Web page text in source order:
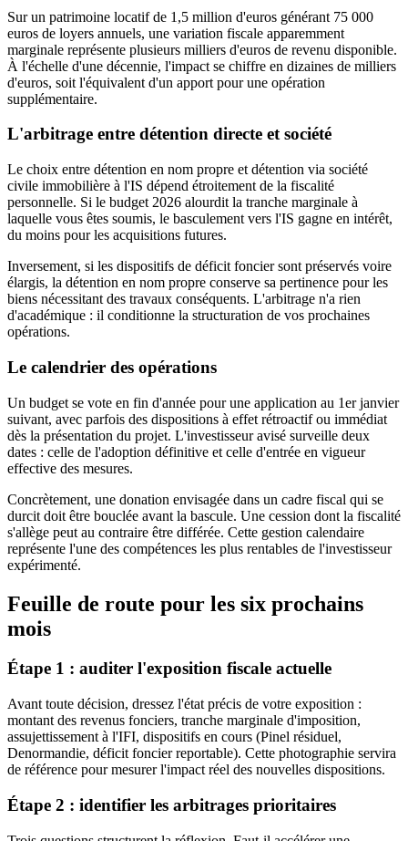
Sur un patrimoine locatif de 1,5 million d'euros générant 75 000
euros de loyers annuels, une variation fiscale apparemment
marginale représente plusieurs milliers d'euros de revenu disponible.
À l'échelle d'une décennie, l'impact se chiffre en dizaines de milliers
d'euros, soit l'équivalent d'un apport pour une opération
supplémentaire.
L'arbitrage entre détention directe et société
Le choix entre détention en nom propre et détention via société
civile immobilière à l'IS dépend étroitement de la fiscalité
personnelle. Si le budget 2026 alourdit la tranche marginale à
laquelle vous êtes soumis, le basculement vers l'IS gagne en intérêt,
du moins pour les acquisitions futures.
Inversement, si les dispositifs de déficit foncier sont préservés voire
élargis, la détention en nom propre conserve sa pertinence pour les
biens nécessitant des travaux conséquents. L'arbitrage n'a rien
d'académique : il conditionne la structuration de vos prochaines
opérations.
Le calendrier des opérations
Un budget se vote en fin d'année pour une application au 1er janvier
suivant, avec parfois des dispositions à effet rétroactif ou immédiat
dès la présentation du projet. L'investisseur avisé surveille deux
dates : celle de l'adoption définitive et celle d'entrée en vigueur
effective des mesures.
Concrètement, une donation envisagée dans un cadre fiscal qui se
durcit doit être bouclée avant la bascule. Une cession dont la fiscalité
s'allège peut au contraire être différée. Cette gestion calendaire
représente l'une des compétences les plus rentables de l'investisseur
expérimenté.
Feuille de route pour les six prochains
mois
Étape 1 : auditer l'exposition fiscale actuelle
Avant toute décision, dressez l'état précis de votre exposition :
montant des revenus fonciers, tranche marginale d'imposition,
assujettissement à l'IFI, dispositifs en cours (Pinel résiduel,
Denormandie, déficit foncier reportable). Cette photographie servira
de référence pour mesurer l'impact réel des nouvelles dispositions.
Étape 2 : identifier les arbitrages prioritaires